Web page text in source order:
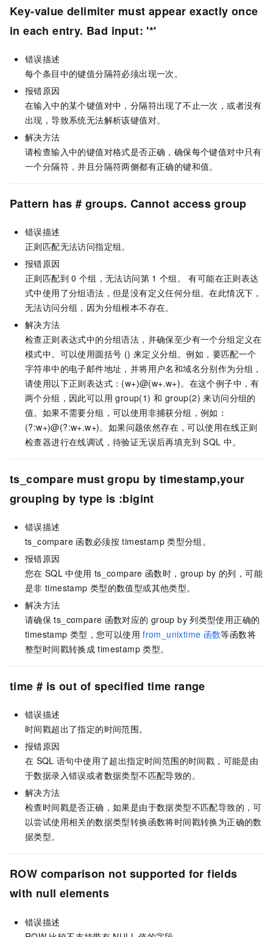
Key-value delimiter must appear exactly once
in each entry. Bad input: '*'
错误描述
每个条目中的键值分隔符必须出现一次。
报错原因
在输入中的某个键值对中，分隔符出现了不止一次，或者没有
出现，导致系统无法解析该键值对。
解决方法
请检查输入中的键值对格式是否正确，确保每个键值对中只有
一个分隔符，并且分隔符两侧都有正确的键和值。
Pattern has # groups. Cannot access group
错误描述
正则匹配无法访问指定组。
报错原因
正则匹配到 0 个组，无法访问第 1 个组。 有可能在正则表达
式中使用了分组语法，但是没有定义任何分组。在此情况下，
无法访问分组，因为分组根本不存在。
解决方法
检查正则表达式中的分组语法，并确保至少有一个分组定义在
模式中。可以使用圆括号 () 来定义分组。例如，要匹配一个
字符串中的电子邮件地址，并将用户名和域名分别作为分组，
请使用以下正则表达式：(w+)@(w+.w+)。在这个例子中，有
两个分组，因此可以用 group(1) 和 group(2) 来访问分组的
值。如果不需要分组，可以使用非捕获分组，例如：
(?:w+)@(?:w+.w+)。如果问题依然存在，可以使用在线正则
检查器进行在线调试，待验证无误后再填充到 SQL 中。
ts_compare must gropu by timestamp,your
grouping by type is :bigint
错误描述
ts_compare 函数必须按 timestamp 类型分组。
报错原因
您在 SQL 中使用 ts_compare 函数时，group by 的列，可能
是非 timestamp 类型的数值型或其他类型。
解决方法
请确保 ts_compare 函数对应的 group by 列类型使用正确的
timestamp 类型，您可以使用 from_unixtime 函数等函数将
整型时间戳转换成 timestamp 类型。
time # is out of specified time range
错误描述
时间戳超出了指定的时间范围。
报错原因
在 SQL 语句中使用了超出指定时间范围的时间戳，可能是由
于数据录入错误或者数据类型不匹配导致的。
解决方法
检查时间戳是否正确，如果是由于数据类型不匹配导致的，可
以尝试使用相关的数据类型转换函数将时间戳转换为正确的数
据类型。
ROW comparison not supported for fields
with null elements
错误描述